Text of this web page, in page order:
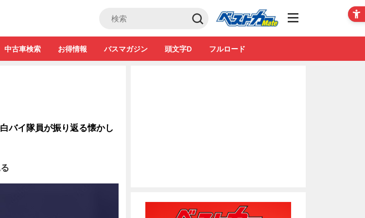
Club
中古車検索 お得情報 バスマガジン 頭文字D フルロード
バイ隊員が振り返る懐かし